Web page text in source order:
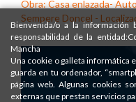
Obra: Casa enlazada-
Sempere Doncel -
Bienvenida/o a la información
responsabilidad de la
Mancha
Una cookie o galleta informática
guarda en tu ordenador,
página web. Algunas cookies
externas que prestan servicios